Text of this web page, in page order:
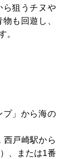
ら狙うチヌや
も回遊し、
。
プ」から海の
西戸崎駅から
、または1番